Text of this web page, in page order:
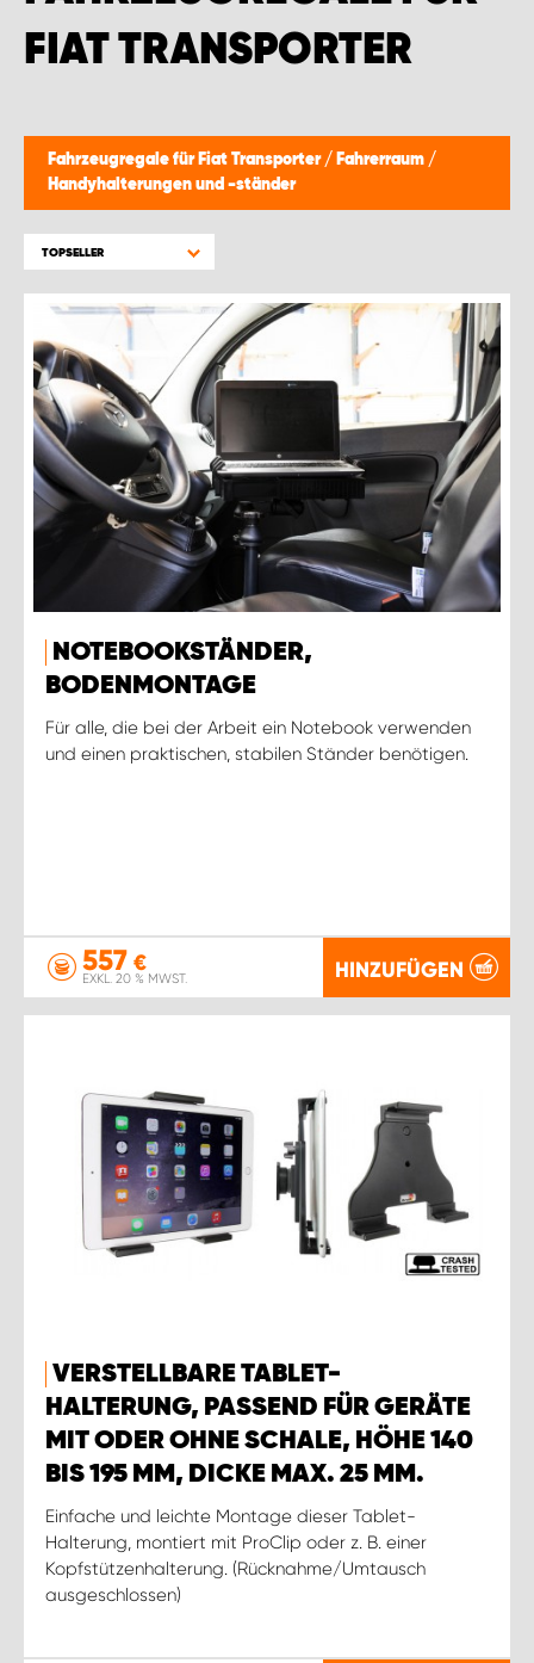
FIAT TRANSPORTER
Fahrzeugregale für Fiat Transporter / Fahrerraum /
Handyhalterungen und -ständer
TOPSELLER
NOTEBOOKSTÄNDER,
BODENMONTAGE
Für alle, die bei der Arbeit ein Notebook verwenden
und einen praktischen, stabilen Ständer benötigen.
557 €
EXKL. 20 % MWST. HINZUFÜGEN
VERSTELLBARE TABLET-
HALTERUNG, PASSEND FÜR GERÄTE
MIT ODER OHNE SCHALE, HÖHE 140
BIS 195 MM, DICKE MAX. 25 MM.
Einfache und leichte Montage dieser Tablet-
Halterung, montiert mit ProClip oder z. B. einer
Kopfstützenhalterung. (Rücknahme/Umtausch
ausgeschlossen)
MONTAGEPARTNER WIEN 1230